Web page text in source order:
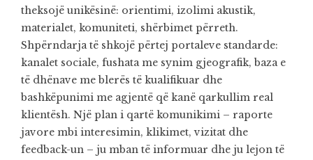
theksojë unikësinë: orientimi, izolimi akustik,
materialet, komuniteti, shërbimet përreth.
Shpërndarja të shkojë përtej portaleve standarde:
kanalet sociale, fushata me synim gjeografik, baza e
të dhënave me blerës të kualifikuar dhe
bashkëpunimi me agjentë që kanë qarkullim real
klientësh. Një plan i qartë komunikimi – raporte
javore mbi interesimin, klikimet, vizitat dhe
feedback-un – ju mban të informuar dhe ju lejon të